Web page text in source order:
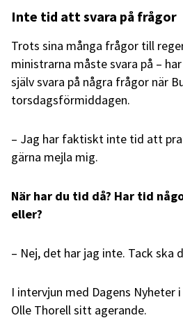
Inte tid att svara på frågor
Trots sina många frågor till
ministrarna måste svara på –
själv svara på några frågor när
torsdagsförmiddagen.
– Jag har faktiskt inte tid att
gärna mejla mig.
När har du tid då? Har tid
eller?
– Nej, det har jag inte. Tack ska
I intervjun med Dagens Nyheter
Olle Thorell sitt agerande.